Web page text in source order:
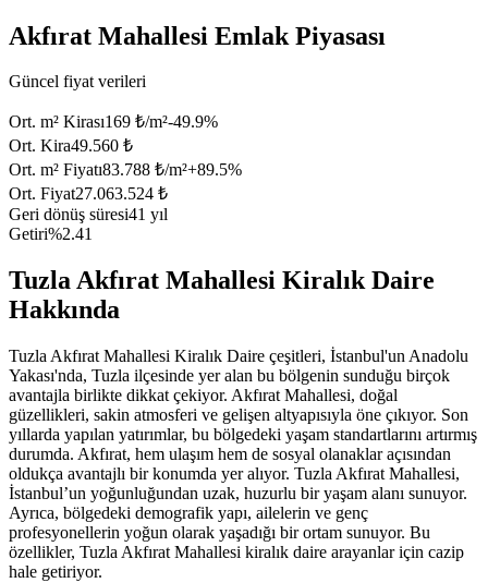
Akfırat Mahallesi Emlak Piyasası
Güncel fiyat verileri
Ort. m² Kirası169 ₺/m²-49.9%
Ort. Kira49.560 ₺
Ort. m² Fiyatı83.788 ₺/m²+89.5%
Ort. Fiyat27.063.524 ₺
Geri dönüş süresi41 yıl
Getiri%2.41
Tuzla Akfırat Mahallesi Kiralık Daire
Hakkında
Tuzla Akfırat Mahallesi Kiralık Daire çeşitleri, İstanbul'un Anadolu
Yakası'nda, Tuzla ilçesinde yer alan bu bölgenin sunduğu birçok
avantajla birlikte dikkat çekiyor. Akfırat Mahallesi, doğal
güzellikleri, sakin atmosferi ve gelişen altyapısıyla öne çıkıyor. Son
yıllarda yapılan yatırımlar, bu bölgedeki yaşam standartlarını artırmış
durumda. Akfırat, hem ulaşım hem de sosyal olanaklar açısından
oldukça avantajlı bir konumda yer alıyor. Tuzla Akfırat Mahallesi,
İstanbul’un yoğunluğundan uzak, huzurlu bir yaşam alanı sunuyor.
Ayrıca, bölgedeki demografik yapı, ailelerin ve genç
profesyonellerin yoğun olarak yaşadığı bir ortam sunuyor. Bu
özellikler, Tuzla Akfırat Mahallesi kiralık daire arayanlar için cazip
hale getiriyor.